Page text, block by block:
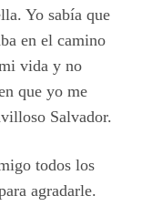
Yo sabía que
en el camino
vida y no
que yo me
Salvador.
todos los
agradarle.